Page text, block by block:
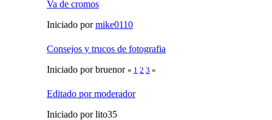
Va de cromos
Iniciado pormike0110
Consejos y trucos de fotografia
Iniciado por bruenor « 1 2 3 »
Editado por moderador
Iniciado por lito35